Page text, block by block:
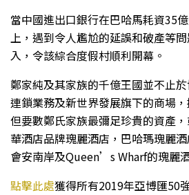
當中國進出口銀行在巴哈馬耗資35
上，遇到令人尷尬的延誤和破產等
入，令該綜合度假村順利開幕。
鄭家純及其家族的千億王國並不止
連鎖業務及新世界發展旗下的商場
但要數鄭氏家族最彌足珍貴的資產
華酒店品牌瑰麗酒店，巴哈瑪瑰麗
會安南岸及Queen’s Wharf的瑰麗
點擊此處獲得所有2019年亞博匯50